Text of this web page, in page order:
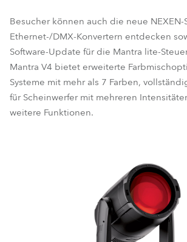
Besucher können auch die neue NEXEN-
Ethernet-/DMX-Konvertern entdecken
Software-Update für die Mantra lite-
Mantra V4 bietet erweiterte
Systeme mit mehr als 7 Farben,
für Scheinwerfer mit mehreren
weitere Funktionen.